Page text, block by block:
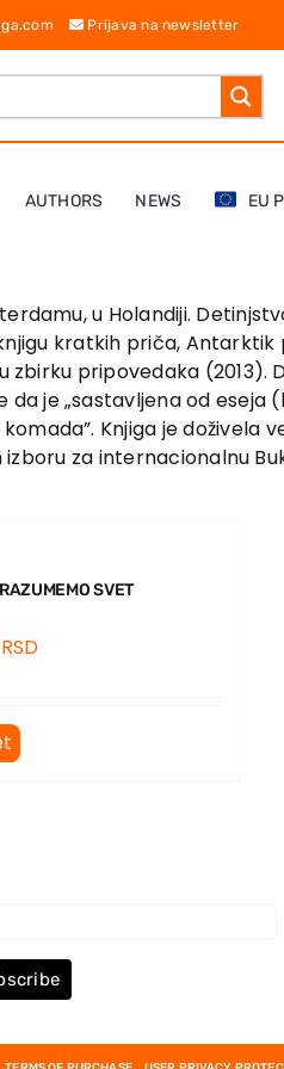
Prijava na newsletter
AUTHORS NEWS EU
u Holandiji.
kratkih priča, Antarktik
zbirku pripovedaka (2013).
da je „sastavljena od eseja
Knjiga je doživela
za internacionalnu
SVET
RSD